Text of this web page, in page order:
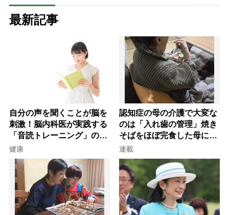
最新記事
自分の声を聞くことが脳を
刺激！脳内科医が実践する
「音読トレーニング」の極
意
健康
認知症の母の介護で大変な
のは「入れ歯の管理」焼き
そばをほぼ完食した母に息
子が血の気が引いた理由
連載